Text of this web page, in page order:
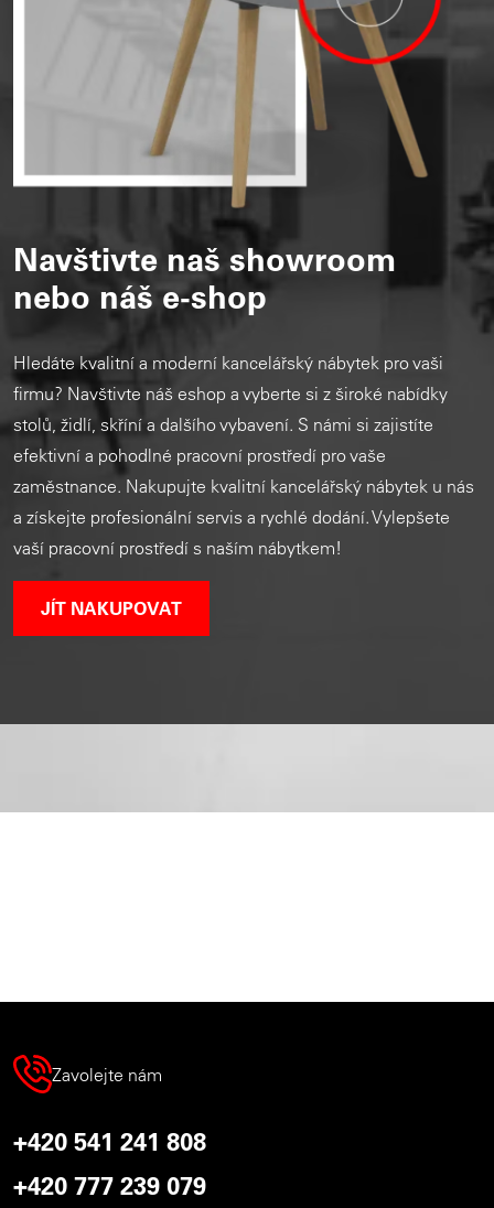
Navštivte naš showroom
nebo náš e-shop
Hledáte kvalitní a moderní kancelářský nábytek pro vaši
firmu? Navštivte náš eshop a vyberte si z široké nabídky
stolů, židlí, skříní a dalšího vybavení. S námi si zajistíte
efektivní a pohodlné pracovní prostředí pro vaše
zaměstnance. Nakupujte kvalitní kancelářský nábytek u nás
a získejte profesionální servis a rychlé dodání. Vylepšete
vaší pracovní prostředí s naším nábytkem!
JÍT NAKUPOVAT
Zavolejte nám
+420 541 241 808
+420 777 239 079